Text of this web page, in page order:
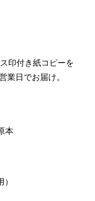
印付き紙コピーを
業日でお届け。
本